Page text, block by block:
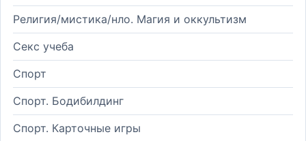
Религия/мистика/нло. Магия и оккультизм
Секс учеба
Спорт
Спорт. Бодибилдинг
Спорт. Карточные игры